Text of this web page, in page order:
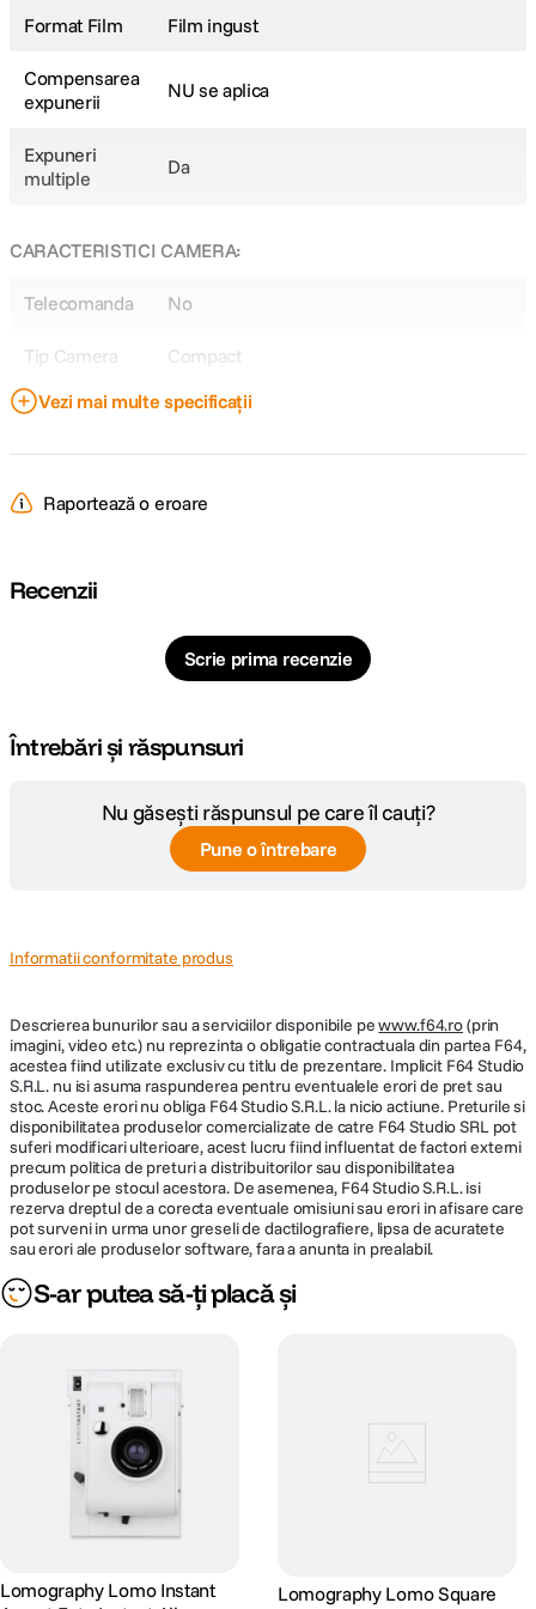
Format Film Film ingust
Compensarea
expunerii
NU se aplica
Expuneri
multiple
Da
CARACTERISTICI CAMERA:
Telecomanda No
Tip Camera Compact
Imprimare data
No
SENZOR:
Mod focalizare
SPECIFICATII FOTO:
Intervalometru No
Blit integrat No
Patina blit
extern
No
Control blit
extern
Nu se aplica
Raza efectiva
0.6m - 2.7 m
DETALII PRODUCATOR
Cod producator
ECRAN / VIEWFINDER:
Vezi mai multe specificații
Raportează o eroare
Recenzii
Scrie prima recenzie
Întrebări și răspunsuri
Nu găsești răspunsul pe care îl cauți?
Pune o întrebare
Informatii conformitate produs
Descrierea bunurilor sau a serviciilor disponibile pewww.f64.ro(prin
imagini, video etc.) nu reprezinta o obligatie contractuala din partea F64,
acestea fiind utilizate exclusiv cu titlu de prezentare. Implicit F64 Studio
S.R.L. nu isi asuma raspunderea pentru eventualele erori de pret sau
stoc. Aceste erori nu obliga F64 Studio S.R.L. la nicio actiune. Preturile si
disponibilitatea produselor comercializate de catre F64 Studio SRL pot
suferi modificari ulterioare, acest lucru fiind influentat de factori externi
precum politica de preturi a distribuitorilor sau disponibilitatea
produselor pe stocul acestora. De asemenea, F64 Studio S.R.L. isi
rezerva dreptul de a corecta eventuale omisiuni sau erori in afisare care
pot surveni in urma unor greseli de dactilografiere, lipsa de acuratete
sau erori ale produselor software, fara a anunta in prealabil.
S-ar putea să-ți placă și
Lomography Lomo Instant
Lomography Lomo Square